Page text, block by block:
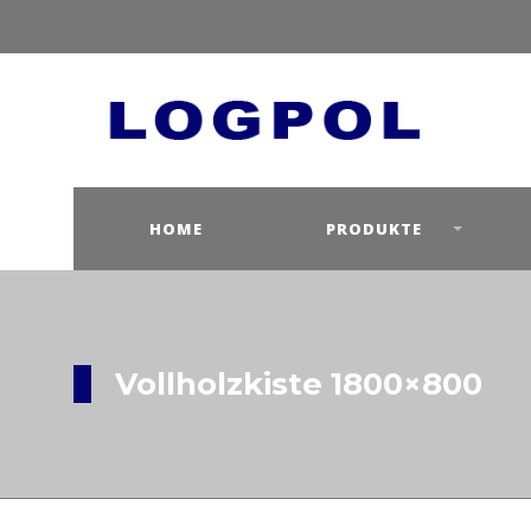
HOME PRODUKTE
Vollholzkiste 1800×800